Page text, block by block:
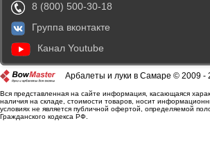
8 (800) 500-30-18
Группа вконтакте
Канал Youtube
Арбалеты и луки в Самаре © 2009 -
Вся представленная на сайте информация, касающаяся
наличия на складе, стоимости товаров, носит
условиях не является публичной офертой, определяемой
Гражданского кодекса РФ.